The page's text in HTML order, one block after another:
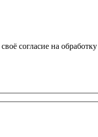
согласие на